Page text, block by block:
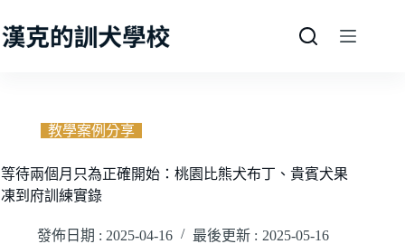
至
教學案例分享
等待兩個月只為正確開始：桃園比熊犬布丁、貴賓犬果
凍到府訓練實錄
發佈日期 : 2025-04-16 最後更新 : 2025-05-16